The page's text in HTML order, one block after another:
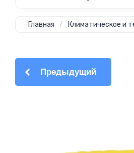
Главная / Климатическое и
Предыдущий